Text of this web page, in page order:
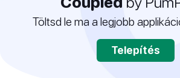
Töltsd le ma a legjobb
Telepítés